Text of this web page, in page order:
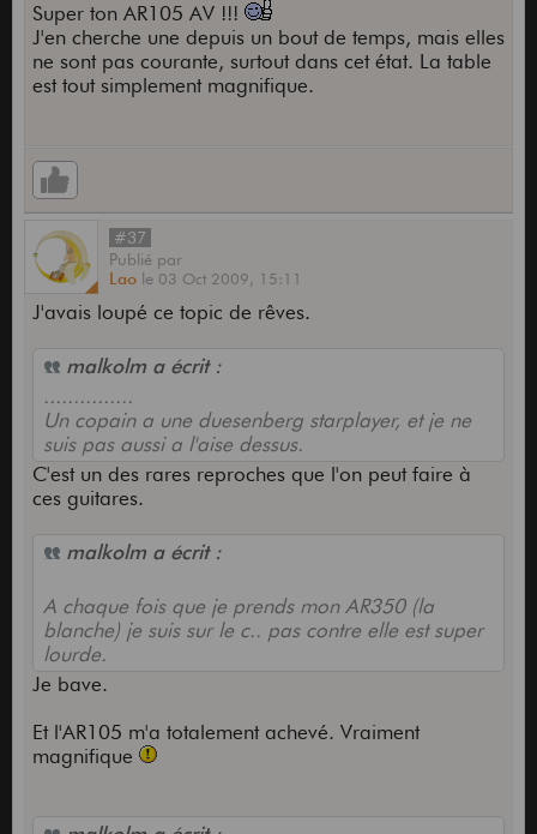
Super ton AR105 AV !!!
J'en cherche une depuis un bout de temps, mais elles
ne sont pas courante, surtout dans cet état. La table
est tout simplement magnifique.
#37
Publié par
Lao le 03 Oct 2009, 15:11
J'avais loupé ce topic de rêves.
malkolm a écrit :
...............
Un copain a une duesenberg starplayer, et je ne
suis pas aussi a l'aise dessus.
C'est un des rares reproches que l'on peut faire à
ces guitares.
malkolm a écrit :
A chaque fois que je prends mon AR350 (la
blanche) je suis sur le c.. pas contre elle est super
lourde.
Je bave.
Et l'AR105 m'a totalement achevé. Vraiment
magnifique